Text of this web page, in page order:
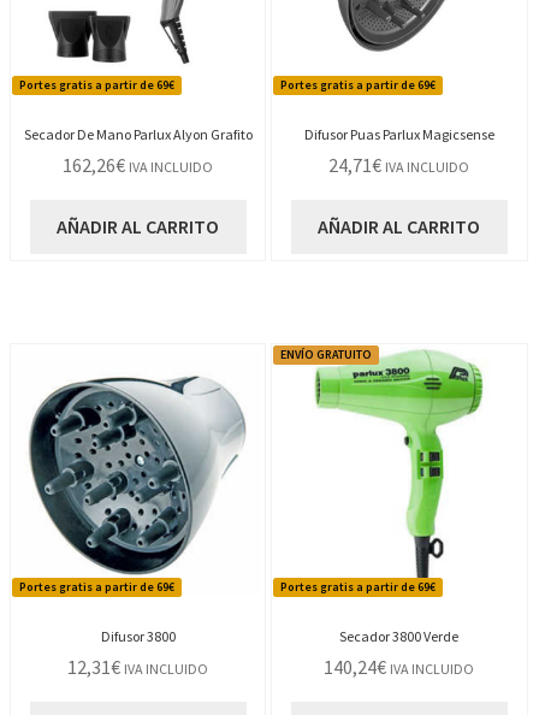
Portes gratis a partir de 69€
Secador De Mano Parlux Alyon Grafito
162,26€ IVA INCLUIDO
AÑADIR AL CARRITO
Portes gratis a partir de 69€
Difusor Puas Parlux Magicsense
24,71€ IVA INCLUIDO
AÑADIR AL CARRITO
Portes gratis a partir de 69€
Difusor 3800
12,31€ IVA INCLUIDO
Portes gratis a partir de 69€
ENVÍO GRATUITO
Secador 3800 Verde
140,24€ IVA INCLUIDO